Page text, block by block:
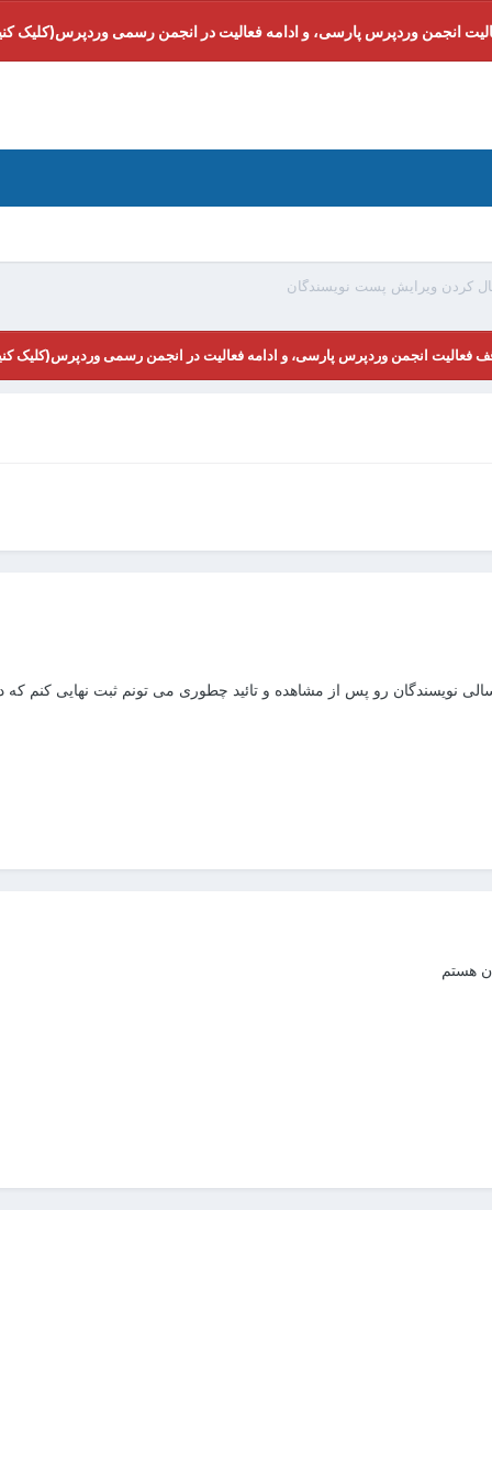
انجمن وردپرس پارسی، و ادامه فعالیت در انجمن رسمی وردپرس(کلیک
کردن ویرایش پست نویسندگان
فعالیت انجمن وردپرس پارسی، و ادامه فعالیت در انجمن رسمی وردپرس(کلیک
نویسندگان رو پس از مشاهده و تائید چطوری می تونم ثبت نهایی کنم که
هستم